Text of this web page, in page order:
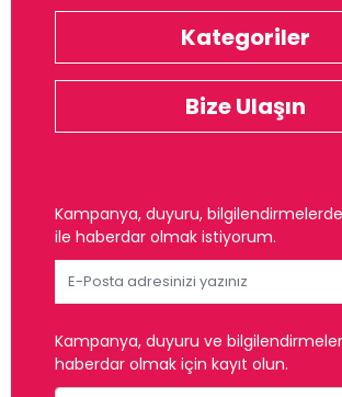
Kategoriler
Bize Ulaşın
Kampanya, duyuru,
ile haberdar olmak istiyorum.
Kampanya, duyuru ve
haberdar olmak için kayıt olun.